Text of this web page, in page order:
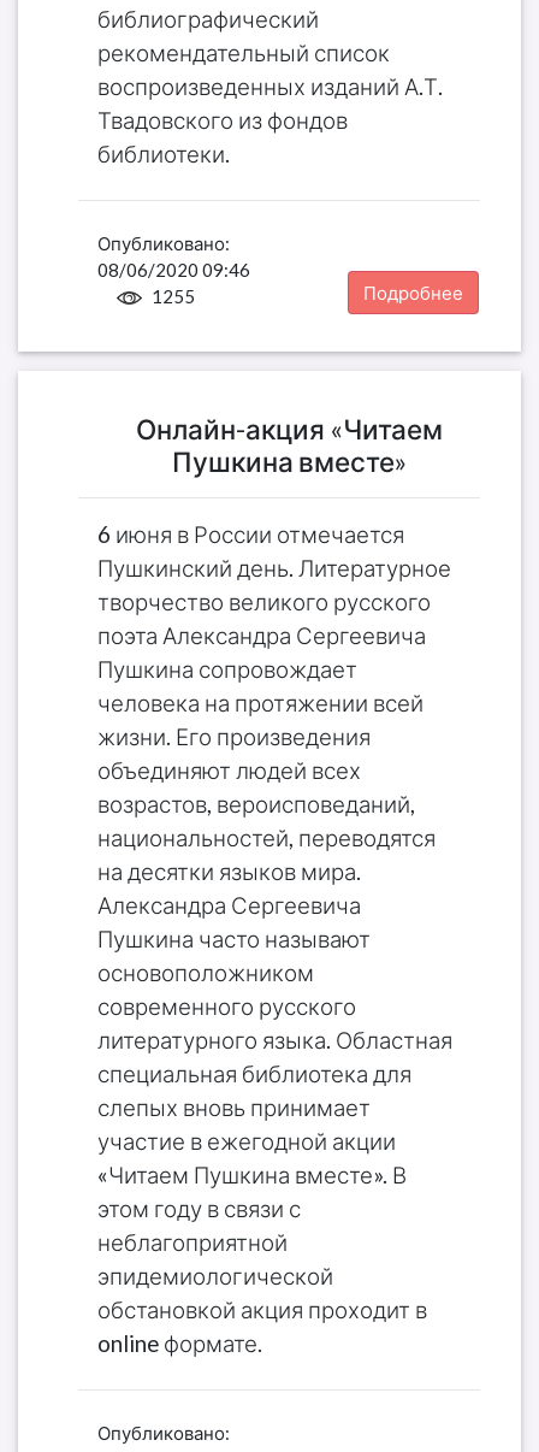
библиографический
рекомендательный список
воспроизведенных изданий А.Т.
Твадовского из фондов
библиотеки.
Опубликовано:
08/06/2020 09:46
1255
Подробнее
Онлайн-акция «Читаем
Пушкина вместе»
6 июня в России отмечается
Пушкинский день. Литературное
творчество великого русского
поэта Александра Сергеевича
Пушкина сопровождает
человека на протяжении всей
жизни. Его произведения
объединяют людей всех
возрастов, вероисповеданий,
национальностей, переводятся
на десятки языков мира.
Александра Сергеевича
Пушкина часто называют
основоположником
современного русского
литературного языка. Областная
специальная библиотека для
слепых вновь принимает
участие в ежегодной акции
«Читаем Пушкина вместе». В
этом году в связи с
неблагоприятной
эпидемиологической
обстановкой акция проходит в
online формате.
Опубликовано: